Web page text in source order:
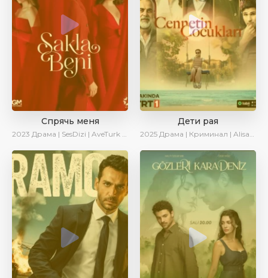
Спрячь меня
2023 Драма | SesDizi | AveTurk | AlisaDirilis | Сериалы 2023
Дети рая
2025 Драма | Криминал | AlisaDirilis | Новинки | Сериалы 2025